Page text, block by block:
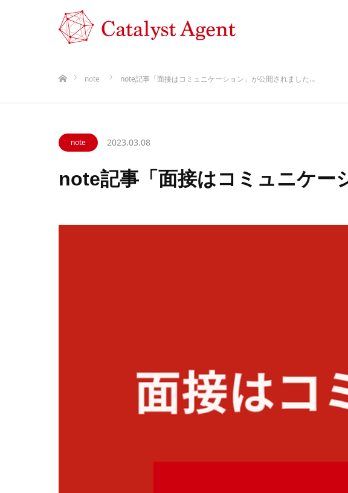
note
note記事「面接はコミュニケーション」が公開されました…
note 2023.03.08
note記事「面接はコミュニケー